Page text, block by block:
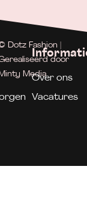
Over ons
Vacatures
Dotz Fashion |
door
Media